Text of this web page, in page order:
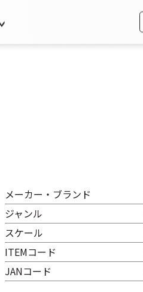
メーカー・ブランド
ジャンル
スケール
ITEMコード
JANコード